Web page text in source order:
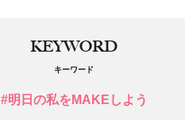
KEYWORD
キーワード
#明日の私をMAKEしよう